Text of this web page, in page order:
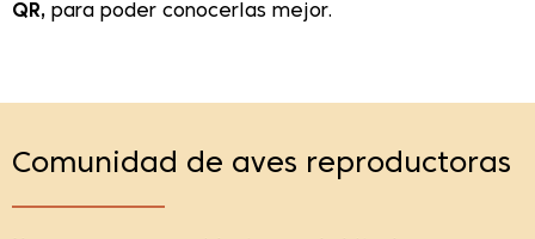
QR, para poder conocerlas mejor.
Comunidad de aves reproductoras